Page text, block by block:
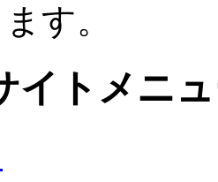
す。
イトメニ